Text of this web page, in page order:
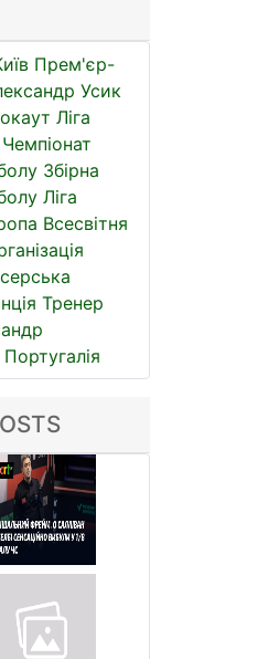
Прем'єр-
Усик
Ліга
Чемпіонат
Збірна
Ліга
Всесвітня
Тренер
Португалія